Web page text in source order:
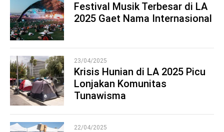
3
Festival Musik Terbesar di LA
2025 Gaet Nama Internasional
4
23/04/2025
Krisis Hunian di LA 2025 Picu
Lonjakan Komunitas
Tunawisma
22/04/2025